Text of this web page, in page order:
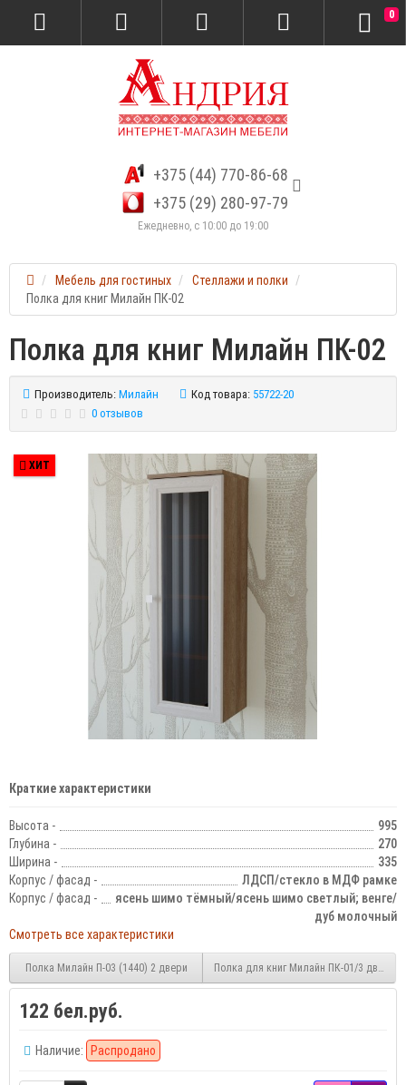
+375 (44) 770-86-68
+375 (29) 280-97-79
Ежедневно, с 10:00 до 19:00
0
Мебель для гостиных
Стеллажи и полки
Полка для книг Милайн ПК-02
Полка для книг Милайн ПК-02
Производитель: Милайн Код товара: 55722-20
0 отзывов
ХИТ
Краткие характеристики
Высота -
995
Глубина -
270
Ширина -
335
Корпус / фасад -
ЛДСП/стекло в МДФ рамке
Корпус / фасад -
ясень шимо тёмный/ясень шимо светлый; венге/
дуб молочный
Смотреть все характеристики
Полка Милайн П-03 (1440) 2 двери Полка для книг Милайн ПК-01/3 два
122 бел.руб.
Наличие: Распродано